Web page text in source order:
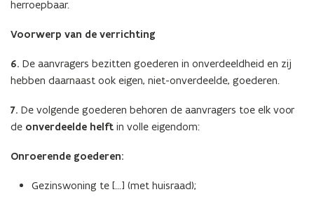
herroepbaar.
Voorwerp van de verrichting
6. De aanvragers bezitten goederen in onverdeeldheid en zij
hebben daarnaast ook eigen, niet-onverdeelde, goederen.
7. De volgende goederen behoren de aanvragers toe elk voor
de onverdeelde helft in volle eigendom:
Onroerende goederen:
Gezinswoning te […] (met huisraad);